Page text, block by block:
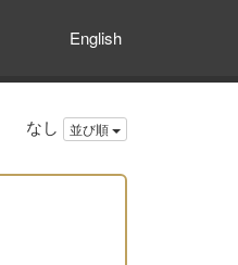
English
なし 並び順